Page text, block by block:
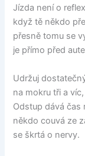
Jízda není o
když tě někdo
přesně tomu se
je přímo před
Udržuj
na mokru tři a
Odstup dává čas
někdo couvá ze
se škrtá o nervy.